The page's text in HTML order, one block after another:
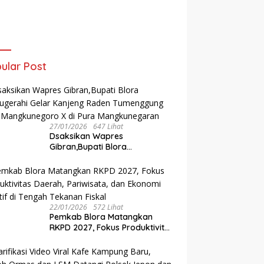
Post
27/01/2026 647 Lihat
‎Dsaksikan Wapres
Gibran,Bupati Blora
Raden Tumenggung oleh
Mangkunegoro X di Pura
Mangkunegaran
22/01/2026 572 Lihat
‎Pemkab Blora Matangkan
RKPD 2027, Fokus Produktivitas
Ekonomi Kreatif di Tengah
Tekanan Fiskal